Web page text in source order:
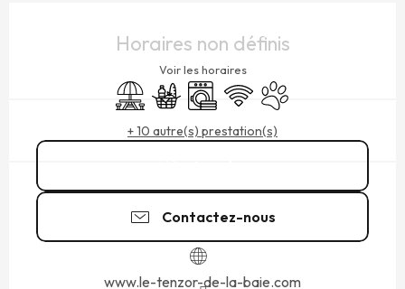
Horaires non définis
Voir les horaires
Aire de pique nique
Commerce alimentaire
Lave linge
WiFi Animaux acceptés
+ 10 autre(s) prestation(s)
Contactez-nous
www.le-tenzor-de-la-baie.com